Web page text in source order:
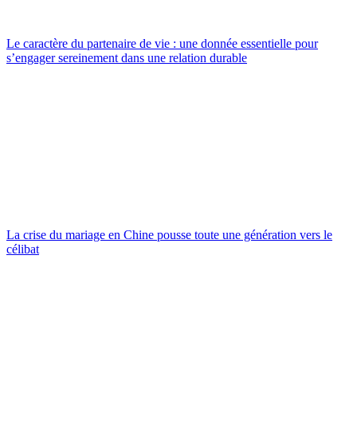
Le caractère du partenaire de vie : une donnée essentielle pour
s’engager sereinement dans une relation durable
La crise du mariage en Chine pousse toute une génération vers le
célibat